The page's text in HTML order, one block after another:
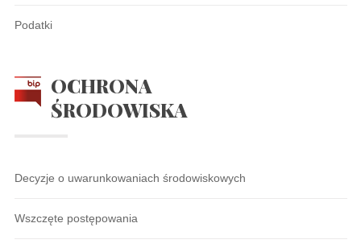
Podatki
OCHRONA
ŚRODOWISKA
Decyzje o uwarunkowaniach środowiskowych
Wszczęte postępowania